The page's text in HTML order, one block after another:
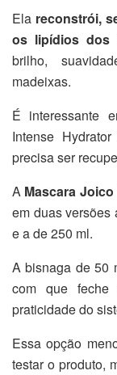
Ela reconstrói,
os lipídios dos
brilho,
madeixas.
É interessante
Intense
precisa ser
A Mascara
em duas versões
e a de 250 ml.
A bisnaga de 50
com que
praticidade do
Essa opção
testar o produto,